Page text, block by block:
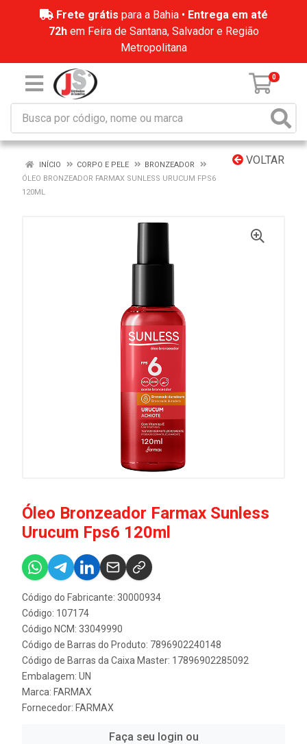
Frete grátis para a Bahia • Entrega em até
72hem Feira de Santana, Salvador e Região
Metropolitana
0
VOLTAR
INÍCIO CORPO E PELE
BRONZEADOR
ÓLEO BRONZEADOR FARMAX SUNLESS URUCUM FPS6
120ML
Óleo Bronzeador Farmax Sunless
Urucum Fps6 120ml
Código do Fabricante: 30000934
Código: 107174
Código NCM: 33049990
Código de Barras do Produto: 7896902240148
Código de Barras da Caixa Master: 17896902285092
Embalagem: UN
Marca: FARMAX
Fornecedor: FARMAX
Faça seu login ou